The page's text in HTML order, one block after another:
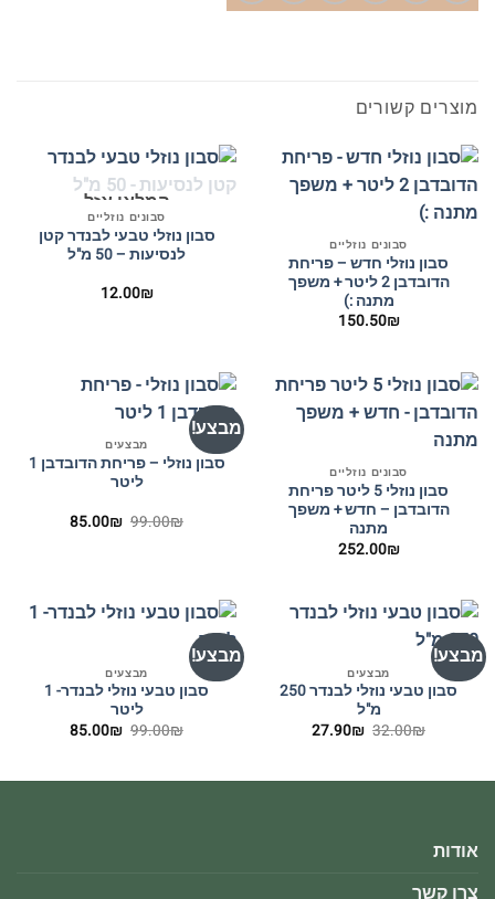
מוצרים קשורים
סבונים נוזליים
סבון נוזלי חדש – פריחת
הדובדבן 2 ליטר + משפך
מתנה :)
150.50₪
המלאי אזל
סבונים נוזליים
סבון נוזלי טבעי לבנדר קטן
לנסיעות – 50 מ"ל
12.00₪
סבונים נוזליים
סבון נוזלי 5 ליטר פריחת
הדובדבן – חדש + משפך
מתנה
252.00₪
מבצע!
מבצעים
סבון נוזלי – פריחת הדובדבן 1
ליטר
99.00₪ המחיר
85.00₪ המחיר
מבצע!
מבצעים
סבון טבעי נוזלי לבנדר 250
מ"ל
32.00₪ המחיר
27.90₪ המחיר
מבצע!
מבצעים
סבון טבעי נוזלי לבנדר- 1
ליטר
99.00₪ המחיר
85.00₪ המחיר
אודות